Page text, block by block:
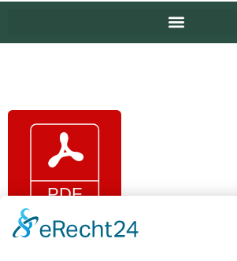
Einzug 10€